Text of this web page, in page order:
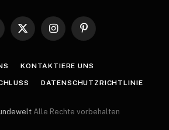
X
InstagramPinterest
KONTAKTIERE UNS
DATENSCHUTZRICHTLINIE
Alle Rechte vorbehalten